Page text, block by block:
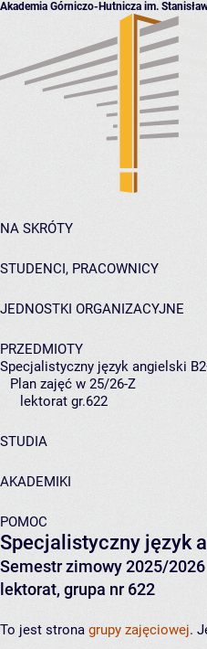
Akademia Górniczo-Hutnicza im.
NA SKRÓTY
STUDENCI, PRACOWNICY
JEDNOSTKI ORGANIZACYJNE
PRZEDMIOTY
Specjalistyczny język angielski
Plan zajęć w 25/26-Z
lektorat gr.622
STUDIA
AKADEMIKI
POMOC
Specjalistyczny język
Semestr zimowy 2025/2026
lektorat, grupa nr 622
To jest strona grupy zajęciowej.